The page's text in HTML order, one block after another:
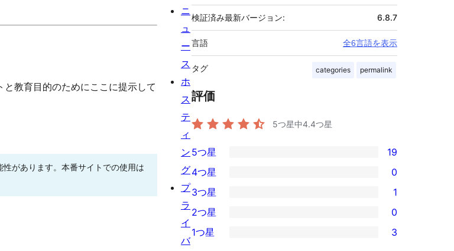
教育目的のためにここに提示して
があります。本番サイトでの使用は
検証済み最新バージョン: 6.8.7
言語 全6言語を表示
タグ categories permalink
評価
5つ星中4.4つ星
19
5-
星
レ
ビ
5つ星 19
4-
星
レ
4つ星 0
1
3-
星
3つ星 1
2-
2つ星 0
1つ星 3
ニ
ュ
ー
ス
ホ
ス
テ
ィ
ン
グ
プ
ラ
イ
バ